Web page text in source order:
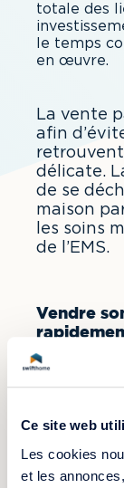
Ce site web
Les cookies
et les
totale des
le temps
en œuvre.
La vente
afin
délicate.
de se
maison
les soins
de l’EMS.
Vendre
Swifthome
Selon
institut
s’engage
l’état et